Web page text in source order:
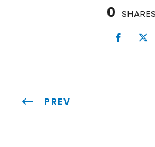
0 SHARES
PREV